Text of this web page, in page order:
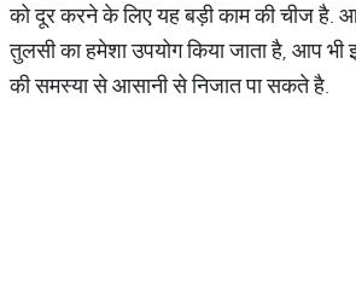
को दूर करने के लिए यह बड़ी काम की चीज है.
तुलसी का हमेशा उपयोग किया जाता है, आप
की समस्या से आसानी से निजात पा सकते है.